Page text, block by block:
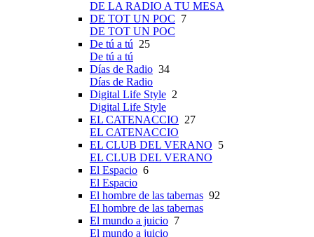
DE LA RADIO A TU MESA
DE TOT UN POC 7
DE TOT UN POC
De tú a tú 25
De tú a tú
Días de Radio 34
Días de Radio
Digital Life Style 2
Digital Life Style
EL CATENACCIO 27
EL CATENACCIO
EL CLUB DEL VERANO 5
EL CLUB DEL VERANO
El Espacio 6
El Espacio
El hombre de las tabernas 92
El hombre de las tabernas
El mundo a juicio 7
El mundo a juicio